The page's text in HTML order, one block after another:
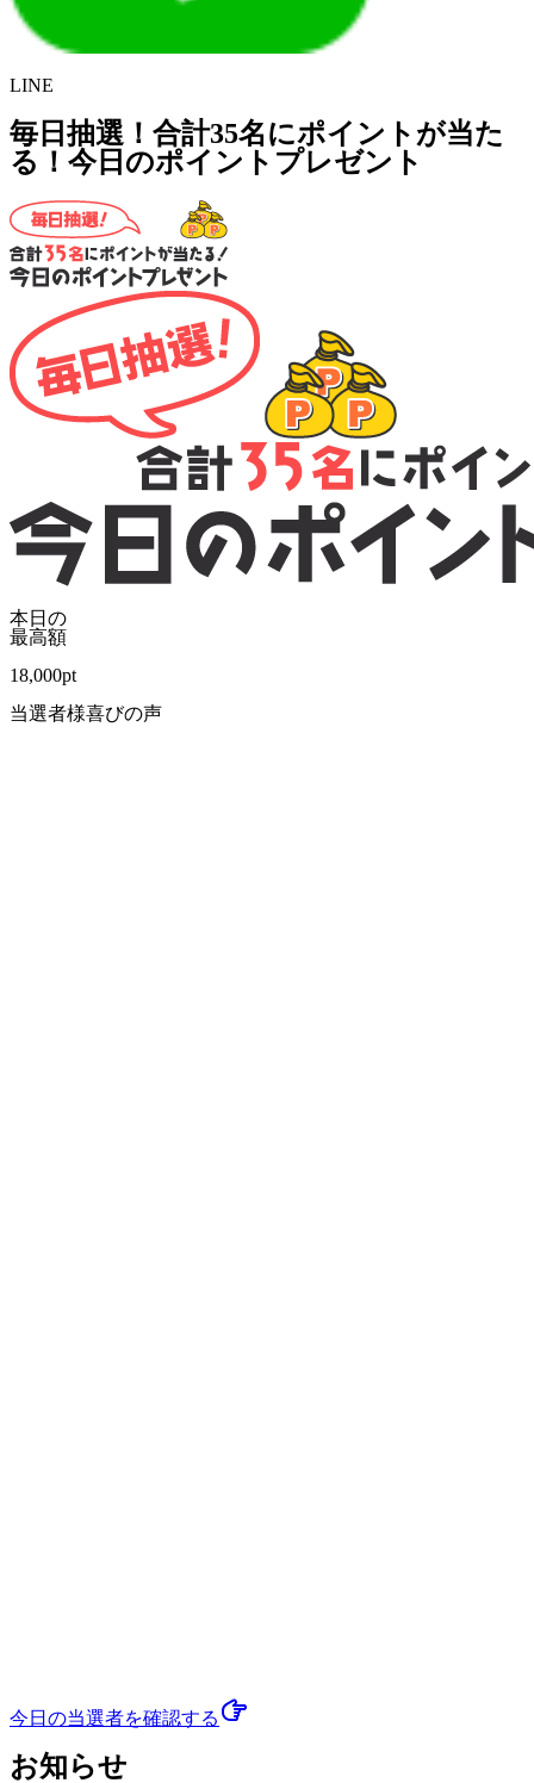
LINE
毎日抽選！合計35名にポイントが当た
る！今日のポイントプレゼント
本日の
最高額
18,000pt
当選者様喜びの声
今日の当選者を確認する
お知らせ